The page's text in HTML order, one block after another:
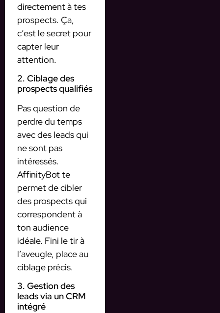
directement à tes
prospects. Ça,
c’est le secret pour
capter leur
attention.
2. Ciblage des
prospects qualifiés
Pas question de
perdre du temps
avec des leads qui
ne sont pas
intéressés.
AffinityBot te
permet de cibler
des prospects qui
correspondent à
ton audience
idéale. Fini le tir à
l’aveugle, place au
ciblage précis.
3. Gestion des
leads via un CRM
intégré